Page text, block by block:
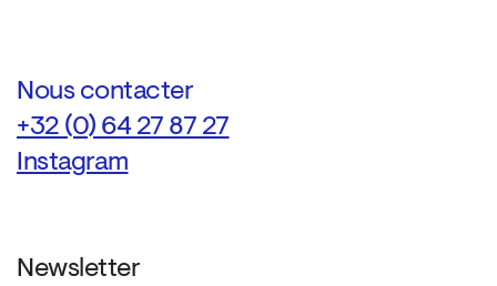
Nous contacter
+32 (0) 64 27 87 27
Instagram
Newsletter